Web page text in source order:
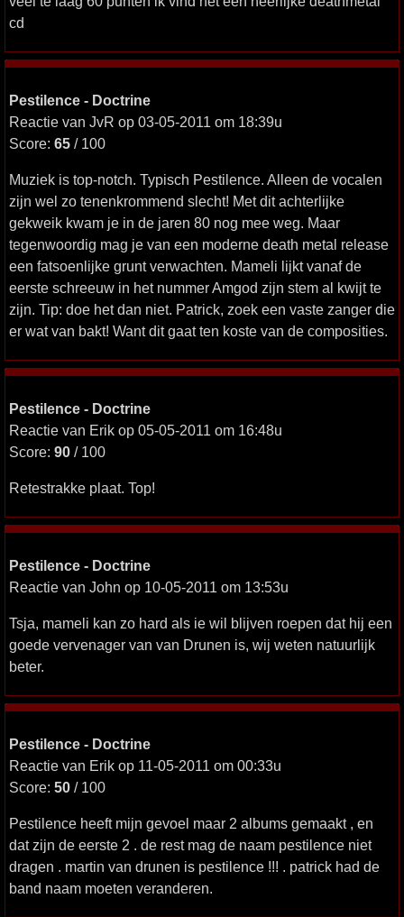
cd
Pestilence - Doctrine
Reactie van JvR op 03-05-2011 om 18:39u
Score: 65 / 100
Muziek is top-notch. Typisch Pestilence. Alleen de vocalen
zijn wel zo tenenkrommend slecht! Met dit achterlijke
gekweik kwam je in de jaren 80 nog mee weg. Maar
tegenwoordig mag je van een moderne death metal release
een fatsoenlijke grunt verwachten. Mameli lijkt vanaf de
eerste schreeuw in het nummer Amgod zijn stem al kwijt te
zijn. Tip: doe het dan niet. Patrick, zoek een vaste zanger die
er wat van bakt! Want dit gaat ten koste van de composities.
Pestilence - Doctrine
Reactie van Erik op 05-05-2011 om 16:48u
Score: 90 / 100
Retestrakke plaat. Top!
Pestilence - Doctrine
Reactie van John op 10-05-2011 om 13:53u
Tsja, mameli kan zo hard als ie wil blijven roepen dat hij een
goede vervenager van van Drunen is, wij weten natuurlijk
beter.
Pestilence - Doctrine
Reactie van Erik op 11-05-2011 om 00:33u
Score: 50 / 100
Pestilence heeft mijn gevoel maar 2 albums gemaakt , en
dat zijn de eerste 2 . de rest mag de naam pestilence niet
dragen . martin van drunen is pestilence !!! . patrick had de
band naam moeten veranderen.